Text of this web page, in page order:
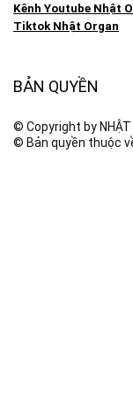
Kênh Youtube Nhật
Tiktok Nhật Organ
BẢN QUYỀN
© Copyright by
© Bản quyền thuộc